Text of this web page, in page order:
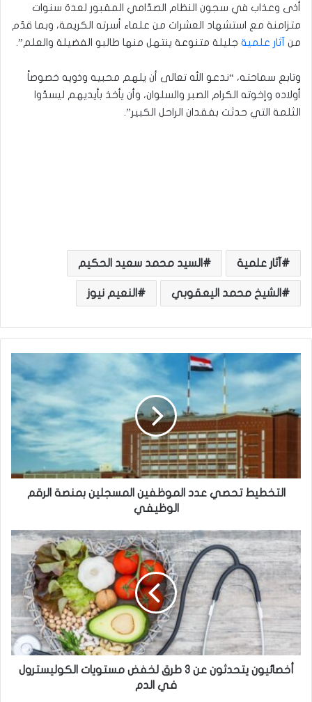
أذى وعذاب في سجون النظام الصدّامي المقبور لعدة سنوات
متزامنة مع استشهاد العشرات من علماء أسرته الكريمة، وبما قدّم
من آثار علمية جليلة متنوعة ينتهل منها طالبو الفضيلة والعلم”.
وتابع سماحته، “ندعو الله تعالى أن يلهم محبيه وذويه خصوصاً
أولاده وإخوته الكرام الصبر والسلوان، وأن يأخذ بأيديهم ليسدّوا
الثلمة التي حدثت بفقدان الراحل الكبير”.
آثار علمية السيد محمد سعيد الحكيم
الشيخ محمد اليعقوبي النعيم نيوز
ط
ح
د
د
ا
ل
م
و
ظ
ي
التخطيط تحصي عدد الموظفين المسجلين بمنصة الرقم
الوظيفي
خ
ص
ا
ئ
ي
أخصائيون يتحدثون عن 3 طرق لخفض مستويات الكوليسترول
في الدم